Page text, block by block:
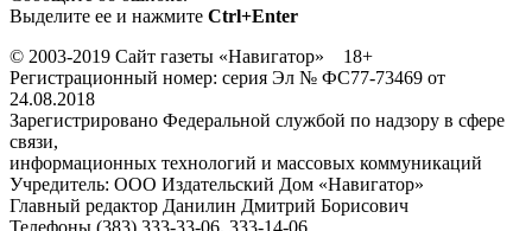
Выделите ее и нажмите Ctrl+Enter
© 2003-2019 Сайт газеты «Навигатор» 18+
Регистрационный номер: серия Эл № ФС77-73469 от
24.08.2018
Зарегистрировано Федеральной службой по надзору в сфере
связи,
информационных технологий и массовых коммуникаций
Учредитель: ООО Издательский Дом «Навигатор»
Главный редактор Данилин Дмитрий Борисович
Телефоны (383) 333-33-06, 333-14-06